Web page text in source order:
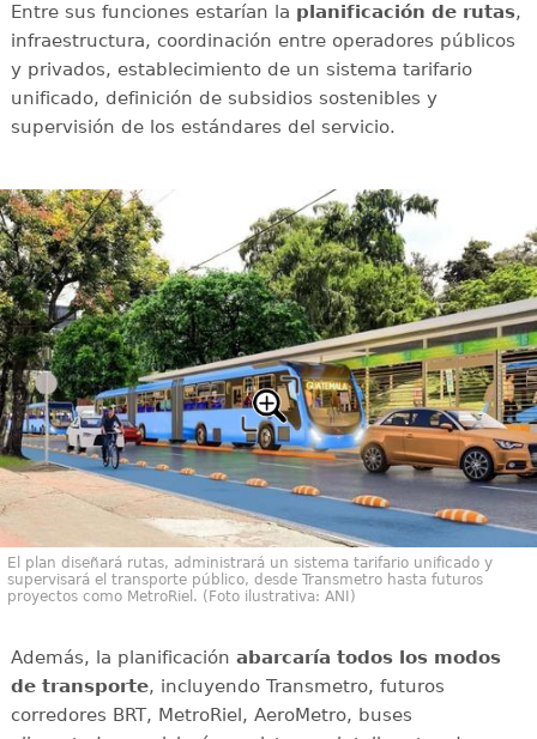
Entre sus funciones estarían la planificación de rutas,
infraestructura, coordinación entre operadores públicos
y privados, establecimiento de un sistema tarifario
unificado, definición de subsidios sostenibles y
supervisión de los estándares del servicio.
El plan diseñará rutas, administrará un sistema tarifario unificado y
supervisará el transporte público, desde Transmetro hasta futuros
proyectos como MetroRiel. (Foto ilustrativa: ANI)
Además, la planificación abarcaría todos los modos
de transporte, incluyendo Transmetro, futuros
corredores BRT, MetroRiel, AeroMetro, buses